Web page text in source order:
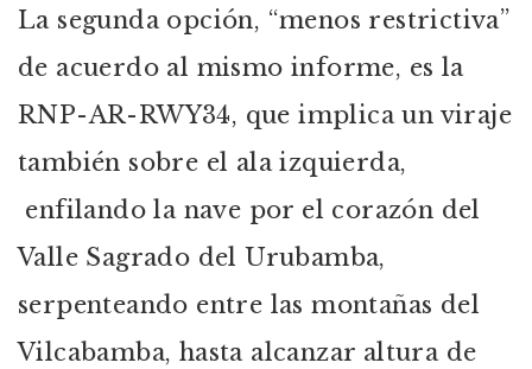
La segunda opción, “menos restrictiva”
de acuerdo al mismo informe, es la
RNP-AR-RWY34, que implica un viraje
también sobre el ala izquierda,
enfilando la nave por el corazón del
Valle Sagrado del Urubamba,
serpenteando entre las montañas del
Vilcabamba, hasta alcanzar altura de